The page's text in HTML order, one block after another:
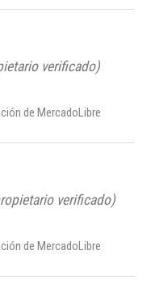
verificado)
de MercadoLibre
verificado)
de MercadoLibre